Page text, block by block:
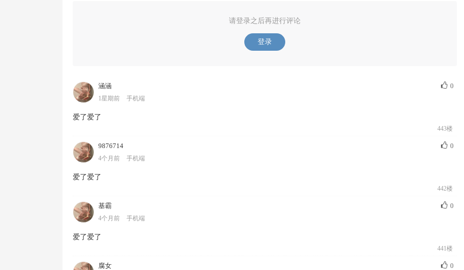
请登录之后再进行评论
登录
0
涵涵
1星期前 手机端
爱了爱了
443楼
0
9876714
4个月前 手机端
爱了爱了
442楼
0
基霸
4个月前 手机端
爱了爱了
441楼
0
腐女